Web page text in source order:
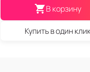
В корзину
Купить в один